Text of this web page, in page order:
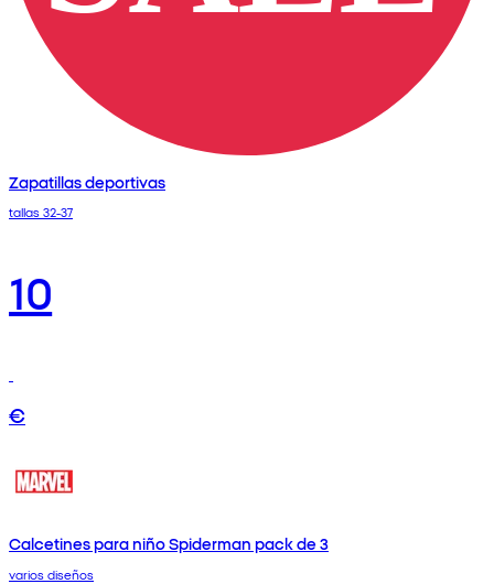
Zapatillas deportivas
tallas 32-37
10
€
Calcetines para niño Spiderman pack de 3
varios diseños